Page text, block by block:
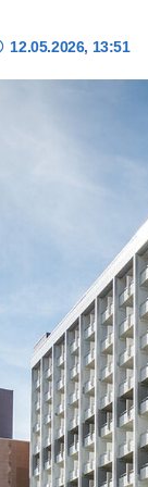
12.05.2026, 13:51